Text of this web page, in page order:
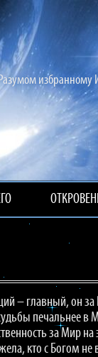
избранному
– главный, он за
печальнее в
за Мир на
кто с Богом не